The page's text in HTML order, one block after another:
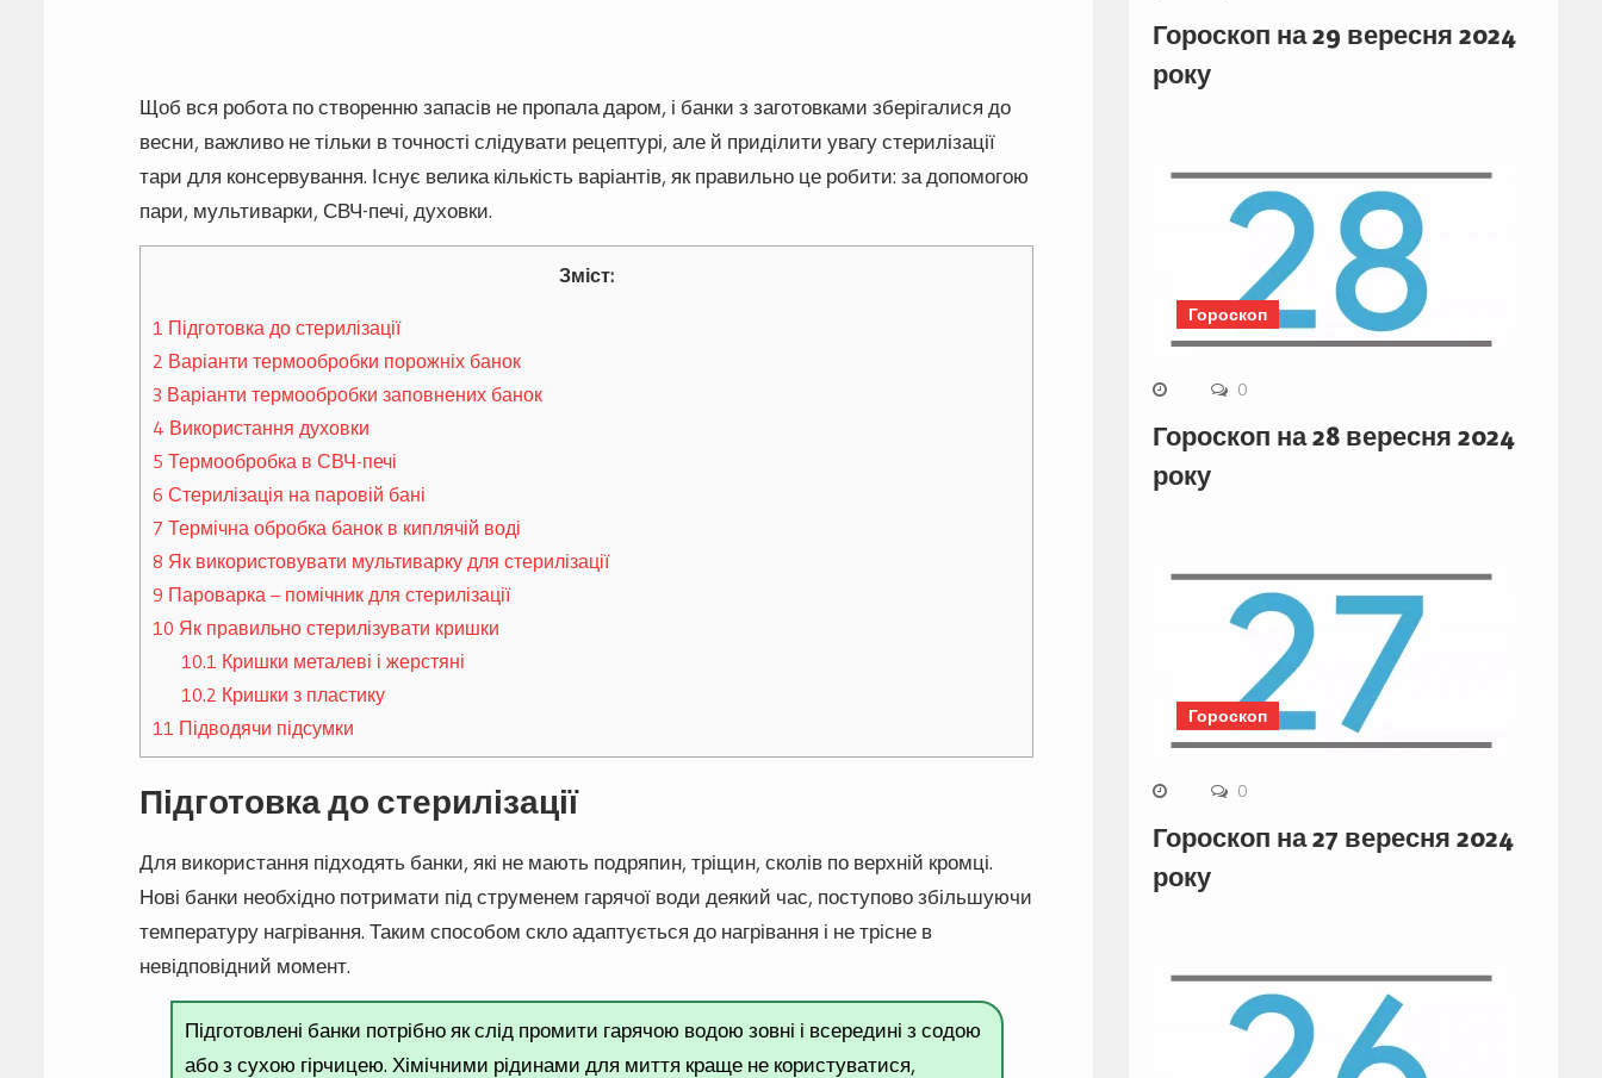
Щоб вся робота по створенню запасів не пропала даром, і банки з заготовками зберігалися до
весни, важливо не тільки в точності слідувати рецептурі, але й приділити увагу стерилізації
тари для консервування. Існує велика кількість варіантів, як правильно це робити: за допомогою
пари, мультиварки, СВЧ-печі, духовки.
Зміст:
1 Підготовка до стерилізації
2 Варіанти термообробки порожніх банок
3 Варіанти термообробки заповнених банок
4 Використання духовки
5 Термообробка в СВЧ-печі
6 Стерилізація на паровій бані
7 Термічна обробка банок в киплячій воді
8 Як використовувати мультиварку для стерилізації
9 Пароварка – помічник для стерилізації
10 Як правильно стерилізувати кришки
10.1 Кришки металеві і жерстяні
10.2 Кришки з пластику
11 Підводячи підсумки
Підготовка до стерилізації
Для використання підходять банки, які не мають подряпин, тріщин, сколів по верхній кромці.
Нові банки необхідно потримати під струменем гарячої води деякий час, поступово збільшуючи
температуру нагрівання. Таким способом скло адаптується до нагрівання і не трісне в
невідповідний момент.
Підготовлені банки потрібно як слід промити гарячою водою зовні і всередині з содою
або з сухою гірчицею. Хімічними рідинами для миття краще не користуватися,
Гороскоп на 29 вересня 2024
року
Гороскоп
0
Гороскоп на 28 вересня 2024
року
Гороскоп
0
Гороскоп на 27 вересня 2024
року